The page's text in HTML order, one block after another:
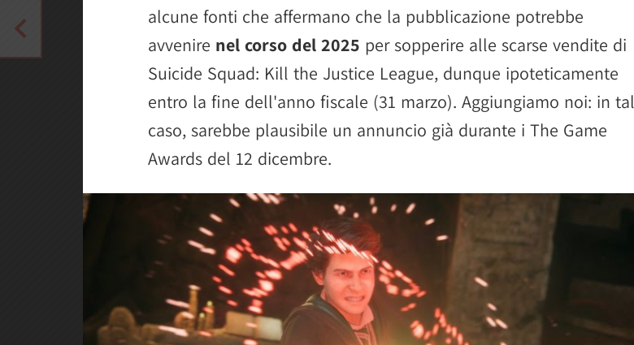
alcune fonti che affermano che la pubblicazione potrebbe
avvenire nel corso del 2025 per sopperire alle scarse vendite di
Suicide Squad: Kill the Justice League, dunque ipoteticamente
entro la fine dell'anno fiscale (31 marzo). Aggiungiamo noi: in tal
caso, sarebbe plausibile un annuncio già durante i The Game
Awards del 12 dicembre.